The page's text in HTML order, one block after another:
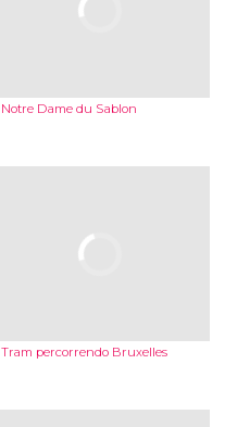
Notre Dame du Sablon
Tram percorrendo Bruxelles